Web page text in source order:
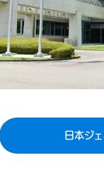
日本ジ